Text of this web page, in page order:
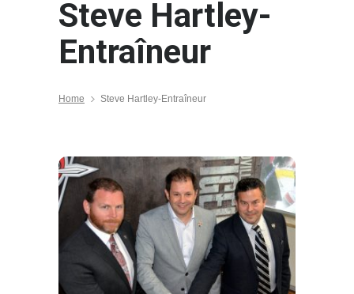
Steve Hartley-
Entraîneur
Home Steve Hartley-Entraîneur